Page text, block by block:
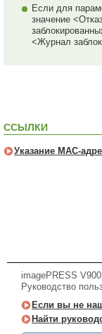
Если для
значение
<Журнал
ССЫЛКИ
Указание MAC-
imagePRESS
Руководство
Если вы не
Найти